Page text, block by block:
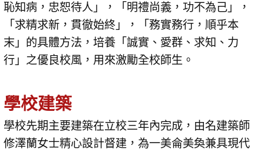
恥知病，忠恕待人」，「明禮尚義，功不為己」，
「求精求新，貫徹始終」，「務實務行，順乎本
末」的具體方法，培養「誠實、愛群、求知、力
行」之優良校風，用來激勵全校師生。
學校建築
學校先期主要建築在立校三年內完成，由名建築師
修澤蘭女士精心設計督建，為一美侖美奐兼具現代